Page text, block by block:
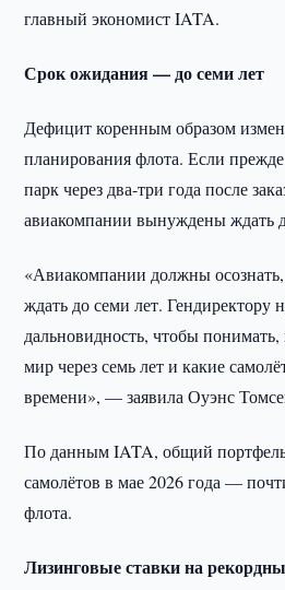
главный экономист IATA.
Срок ожидания — до семи лет
Дефицит коренным образом
планирования флота. Если
парк через два-три года после
авиакомпании вынуждены ждать
«Авиакомпании должны осознать,
ждать до семи лет. Гендиректору
дальновидность, чтобы понимать,
мир через семь лет и какие
времени», — заявила Оуэнс
По данным IATA, общий портфель
самолётов в мае 2026 года —
флота.
Лизинговые ставки на